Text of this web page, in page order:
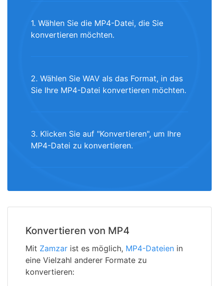
1. Wählen Sie die MP4-Datei, die Sie
konvertieren möchten.
2. Wählen Sie WAV als das Format, in das
Sie Ihre MP4-Datei konvertieren möchten.
3. Klicken Sie auf "Konvertieren", um Ihre
MP4-Datei zu konvertieren.
Konvertieren von MP4
Mit Zamzar ist es möglich, MP4-Dateien in
eine Vielzahl anderer Formate zu
konvertieren: